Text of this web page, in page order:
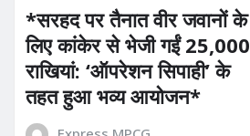
*सरहद पर तैनात वीर जवानों के
लिए कांकेर से भेजी गईं 25,000
राखियां: ‘ऑपरेशन सिपाही’ के
तहत हुआ भव्य आयोजन*